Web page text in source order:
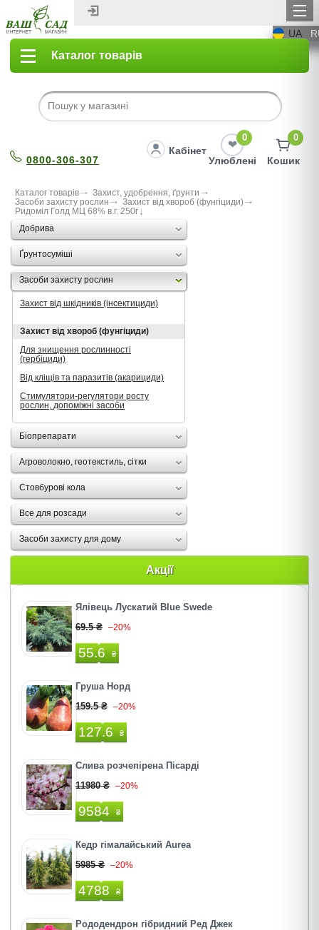
UA
Каталог товарів
0800-306-307
Кабінет
0
Улюблені
0
Кошик
Каталог товарів
Захист, удобрення, ґрунти
Засоби захисту рослин
Захист від хвороб (фунгіциди)
Ридомiл Голд МЦ 68% в.г. 250г
Добрива
Ґрунтосуміші
Засоби захисту рослин
Захист від шкідників (інсектициди)
Захист від хвороб (фунгіциди)
Для знищення рослинності
(гербіциди)
Від кліщів та паразитів (акарициди)
Стимулятори-регулятори росту
рослин, допоміжні засоби
Біопрепарати
Агроволокно, геотекстиль, сітки
Стовбурові кола
Все для розсади
Засоби захисту для дому
Акції
Ялівець Лускатий Blue Swede
69.5 ₴ –20%
55.6 ₴
Груша Норд
159.5 ₴ –20%
127.6 ₴
Слива розчепірена Пісарді
11980 ₴ –20%
9584 ₴
Кедр гімалайський Aurea
5985 ₴ –20%
4788 ₴
Рододендрон гібридний Ред Джек